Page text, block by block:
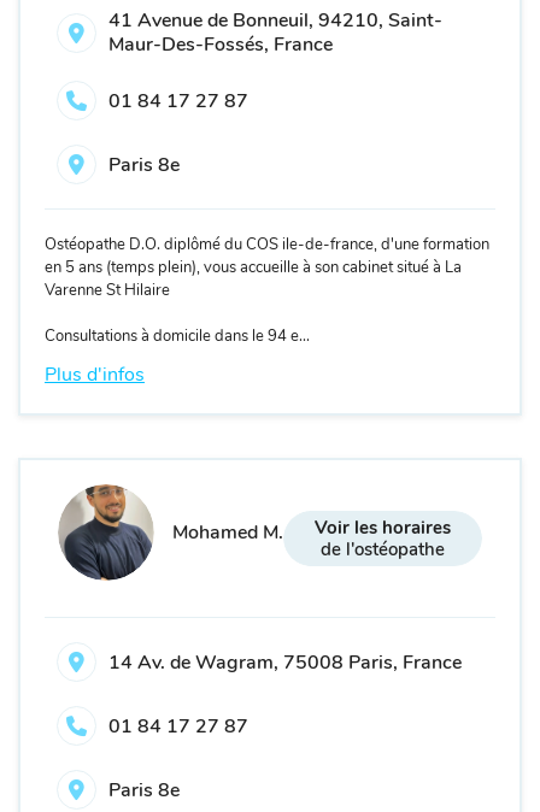
41 Avenue de Bonneuil, 94210, Saint-
Maur-Des-Fossés, France
01 84 17 27 87
Paris 8e
Ostéopathe D.O. diplômé du COS ile-de-france, d'une formation
en 5 ans (temps plein), vous accueille à son cabinet situé à La
Varenne St Hilaire
Consultations à domicile dans le 94 e...
Plus d'infos
Mohamed M.
Voir les horaires
de l'ostéopathe
14 Av. de Wagram, 75008 Paris, France
01 84 17 27 87
Paris 8e